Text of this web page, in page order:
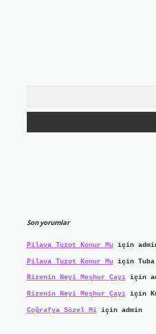
Son yorumlar
Pilava Tuzot Konur Muiçin
Pilava Tuzot Konur Muiçin Tuba
Rizenin Neyi Meşhur Çayıiçin
Rizenin Neyi Meşhur Çayıiçin
Coğrafya Sözel Miiçin admin